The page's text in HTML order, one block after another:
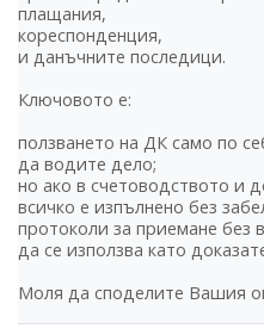
плащания,
кореспонденция,
и данъчните последици.
Ключовото е:
ползването на ДК само по
да водите дело;
но ако в счетоводството и
всичко е изпълнено без
протоколи за приемане без
да се използва като
Моля да споделите Вашия